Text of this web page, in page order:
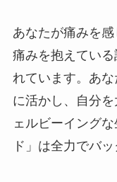
あなたが痛みを
痛みを抱えてい
れています。あ
に活かし、自分
ェルビーイング
ド」は全力でバ